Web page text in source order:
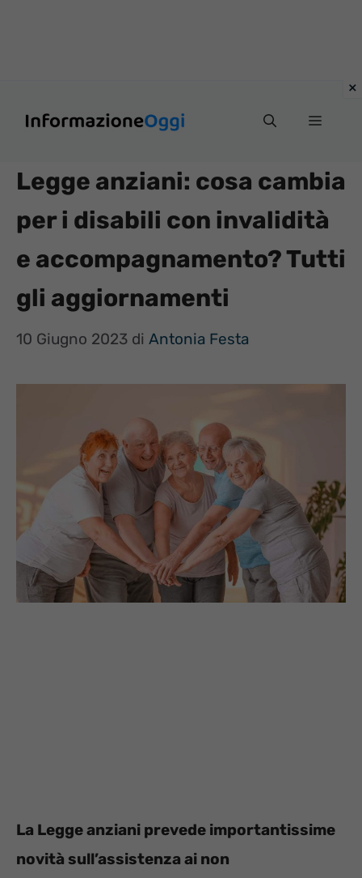
Menu
Legge anziani: cosa cambia
per i disabili con invalidità
e accompagnamento? Tutti
gli aggiornamenti
10 Giugno 2023 di Antonia Festa
La Legge anziani prevede importantissime
novità sull’assistenza ai non